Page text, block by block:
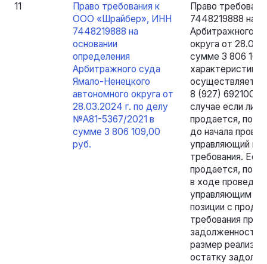
11
Право требования к
ООО «Шрайбер», ИНН
7448219888 на
основании
определения
Арбитражного суда
Ямало-Ненецкого
автономного округа от
28.03.2024 г. по делу
№А81-5367/2021 в
сумме 3 806 109,00
руб.
Право
7448219888 на
Арбитражного
округа от
сумме 3 806
осуществляется
8 (927) 6921007,
случае если
продается,
до начала
управляющий не
требования.
продается,
в ходе
управляющим
позиции с
требования
задолженность
размер
остатку